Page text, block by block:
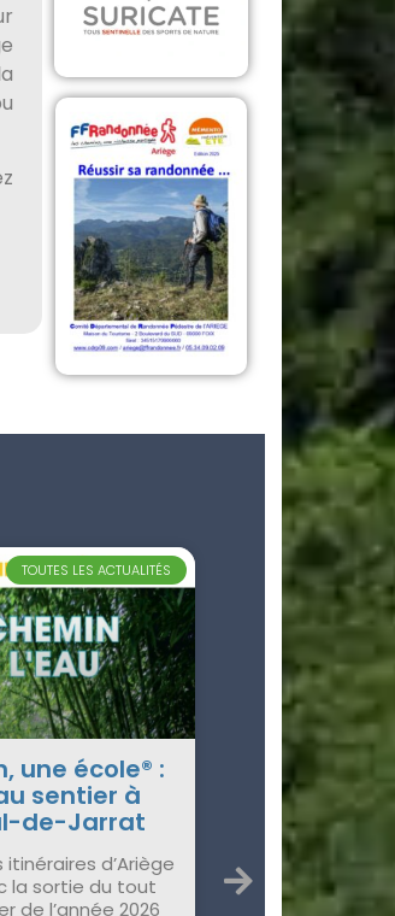
TOUTES LES ACTUALITÉS
une école® :
sentier à
de-Jarrat
d’Ariège
la sortie du tout
de l’année 2026